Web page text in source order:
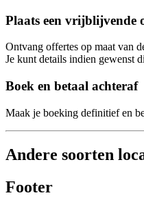
Plaats een vrijblijvende
Ontvang offertes op maat van
Je kunt details indien gewenst
Boek en betaal achteraf
Maak je boeking definitief en
Andere soorten
Footer